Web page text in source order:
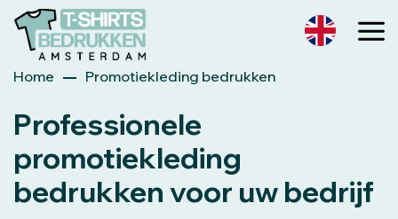
Home Promotiekleding bedrukken
Professionele
promotiekleding
bedrukken voor uw bedrijf